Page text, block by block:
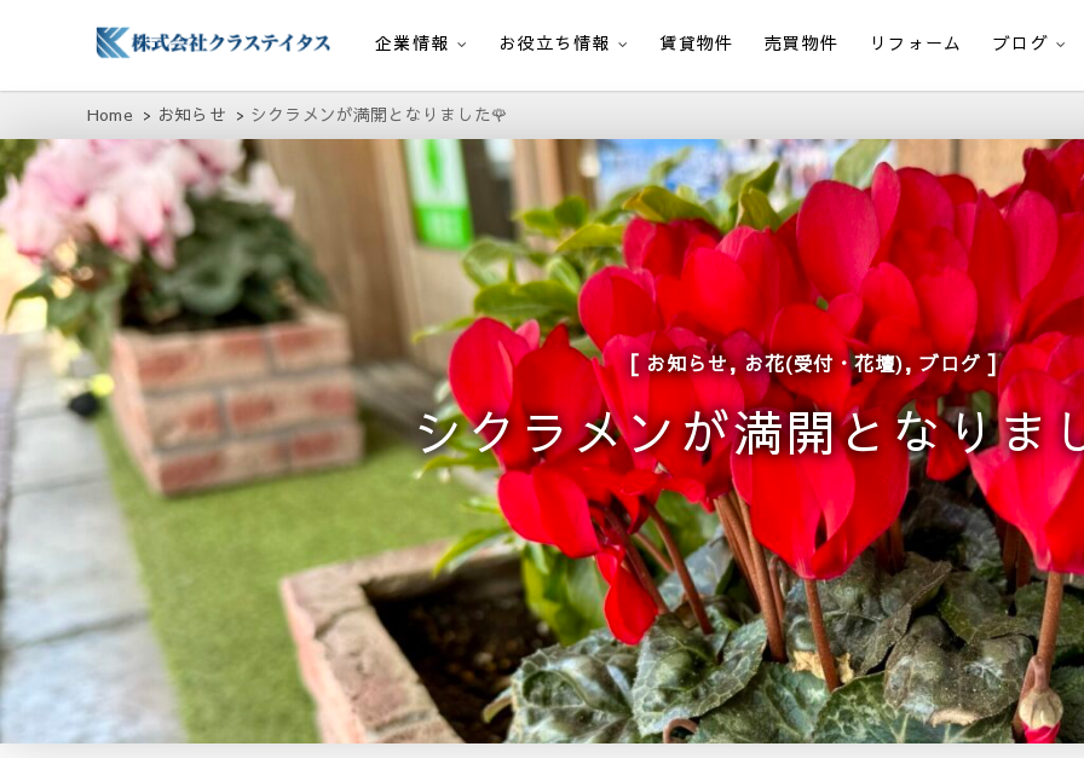
株式会社クラステイタス
企業情報 お役立ち情報 賃貸物件 売買物件 リフォーム ブログ
Home お知らせ シクラメンが満開となりました🌹
お知らせ,お花(受付・花壇),ブログ
シクラメンが満開となりま